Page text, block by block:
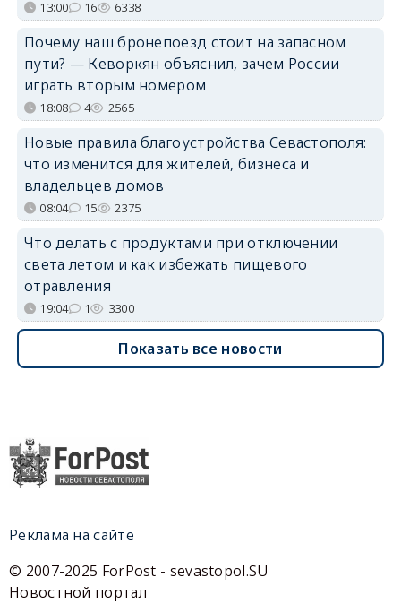
13:00 16 6338
Почему наш бронепоезд стоит на запасном
пути? — Кеворкян объяснил, зачем России
играть вторым номером
18:08 4 2565
Новые правила благоустройства Севастополя:
что изменится для жителей, бизнеса и
владельцев домов
08:04 15 2375
Что делать с продуктами при отключении
света летом и как избежать пищевого
отравления
19:04 1 3300
Показать все новости
Реклама на сайте
© 2007-2025 ForPost - sevastopol.SU
Новостной портал